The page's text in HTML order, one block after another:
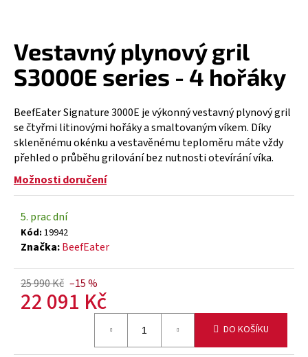
Vestavný plynový gril
S3000E series - 4 hořáky
BeefEater Signature 3000E je výkonný vestavný plynový gril
se čtyřmi litinovými hořáky a smaltovaným víkem. Díky
skleněnému okénku a vestavěnému teploměru máte vždy
přehled o průběhu grilování bez nutnosti otevírání víka.
Možnosti doručení
5. prac dní
Kód: 19942
Značka:BeefEater
25 990 Kč –15 %
22 091 Kč
DO KOŠÍKU
í
t
?
HLEDAT
D
o
p
o
u